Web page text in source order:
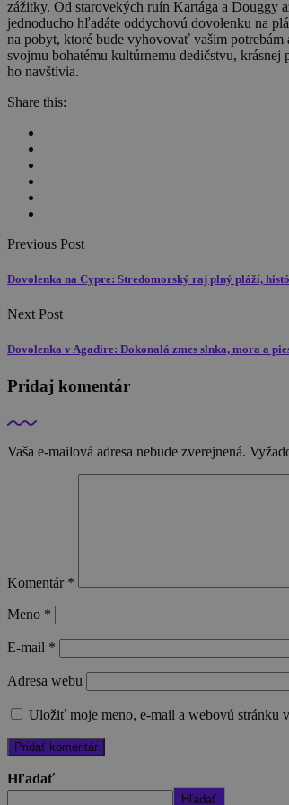
zážitky. Od starovekých ruín Kartága a Douggy
jednoducho hľadáte oddychovú dovolenku na
na pobyt, ktoré bude vyhovovať vašim
svojmu bohatému kultúrnemu dedičstvu,
ho navštívia.
Share this:
Previous Post
Dovolenka na Cypre: Stredomorský raj plný pláží,
Next Post
Dovolenka v Agadire: Dokonalá zmes slnka, mora a
Pridaj komentár
Vaša e-mailová adresa nebude zverejnená.
Komentár *
Meno *
E-mail *
Adresa webu
Uložiť moje meno, e-mail a webovú stránku
Hľadať
Hľadať